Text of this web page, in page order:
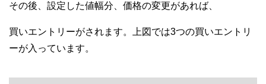
その後、設定した値幅分、価格の変更があれば、
買いエントリーがされます。上図では3つの買いエントリ
ーが入っています。